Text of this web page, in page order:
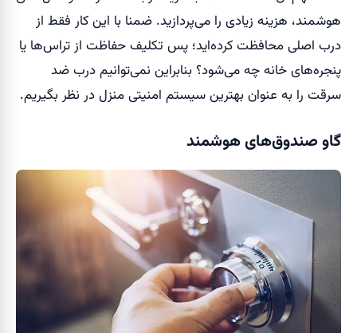
هوشمند، هزینه زیادی را می‌پردازید. ضمنا با این کار فقط از
درب اصلی محافظت کرده‌اید؛ پس تکلیف حفاظت از تراس‌ها یا
پنجره‌های خانه چه می‌شود؟ بنابراین نمی‌توانیم درب ضد
سرقت را به عنوان بهترین سیستم امنیتی منزل در نظر بگیریم.
گاو صندوق‌های هوشمند